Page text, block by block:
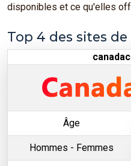
disponibles et ce qu'elles
Top 4 des sites
Âge
Hommes - Femmes